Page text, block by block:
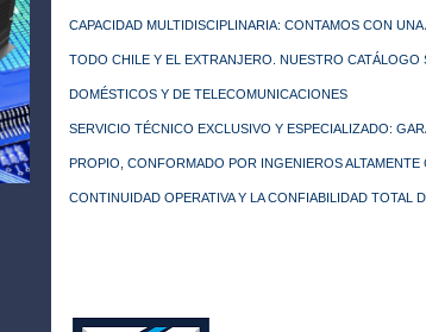
CAPACIDAD MULTIDISCIPLINARIA: CONTAMOS CON
TODO CHILE Y EL EXTRANJERO. NUESTRO
DOMÉSTICOS Y DE TELECOMUNICACIONES
SERVICIO TÉCNICO EXCLUSIVO Y ESPECIALIZADO:
PROPIO, CONFORMADO POR INGENIEROS
CONTINUIDAD OPERATIVA Y LA CONFIABILIDAD TOTAL